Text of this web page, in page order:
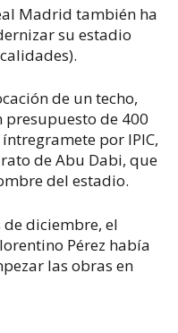
Madrid también ha
su estadio
de un techo,
presupuesto de 400
por IPIC,
de Abu Dabi, que
del estadio.
diciembre, el
Pérez había
las obras en